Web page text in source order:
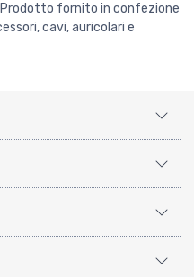
fornito in confezione
cavi, auricolari e